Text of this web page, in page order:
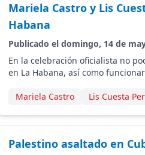
Mariela Castro y Lis
Habana
Publicado el domingo, 14 de
En la celebración oficialista no
en La Habana, así como
Mariela Castro Lis Cuesta
Palestino asaltado en